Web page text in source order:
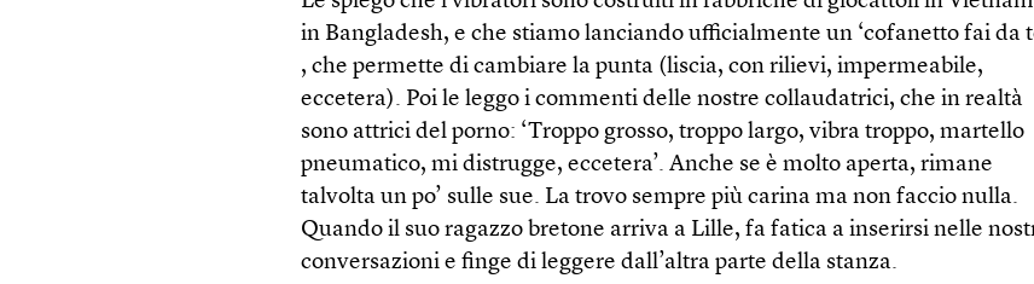
in Bangladesh, e che stiamo lanciando ufficialmente un ‘cofanetto fai da
, che permette di cambiare la punta (liscia, con rilievi, impermeabile,
eccetera). Poi le leggo i commenti delle nostre collaudatrici, che in realtà
sono attrici del porno: ‘Troppo grosso, troppo largo, vibra troppo, martello
pneumatico, mi distrugge, eccetera’. Anche se è molto aperta, rimane
talvolta un po’ sulle sue. La trovo sempre più carina ma non faccio nulla.
Quando il suo ragazzo bretone arriva a Lille, fa fatica a inserirsi nelle
conversazioni e finge di leggere dall’altra parte della stanza.